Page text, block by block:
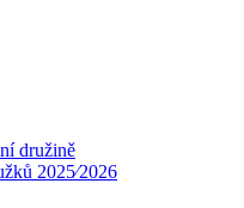
družině
2025⁄2026